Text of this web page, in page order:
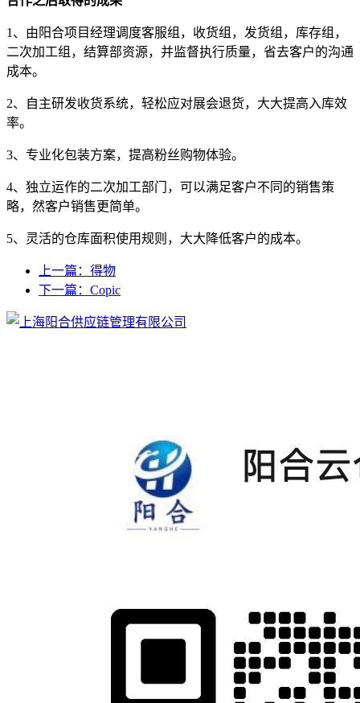
1、由阳合项目经理调度客服组，收货组，发货组，库存组，
二次加工组，结算部资源，并监督执行质量，省去客户的沟通
成本。
2、自主研发收货系统，轻松应对展会退货，大大提高入库效
率。
3、专业化包装方案，提高粉丝购物体验。
4、独立运作的二次加工部门，可以满足客户不同的销售策
略，然客户销售更简单。
5、灵活的仓库面积使用规则，大大降低客户的成本。
上一篇：得物
下一篇：Copic